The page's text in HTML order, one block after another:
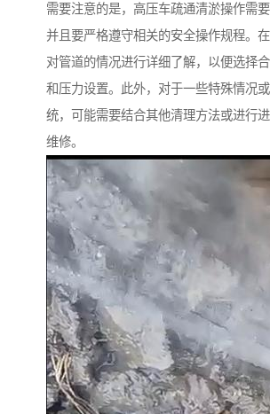
需要注意的是，高压车疏通清淤操作需要
并且要严格遵守相关的安全操作规程。在
对管道的情况进行详细了解，以便选择
和压力设置。此外，对于一些特殊情况
统，可能需要结合其他清理方法或进行
维修。